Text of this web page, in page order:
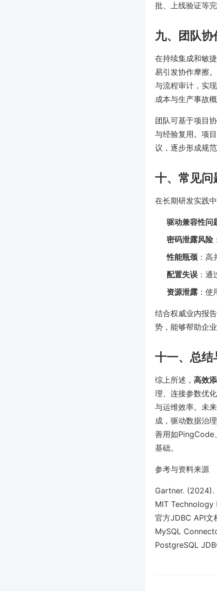
批、上线验证等
九、团队
在持续集成和敏
易引发协作摩擦
与流程审计，实
成本与生产事故
团队可基于项目
与经验复用。项
议，逐步形成规
十、常见问
在长期研发实践
驱动兼容性问
密码泄露风险
性能瓶颈 ：
配置失误 ：
资源泄露 ：
结合权威业内报
势，能够帮助企
十一、总结
综上所述， 高效
理、连接参数优
与运维效率。未
成，驱动数据治
善用如PingCode
基础。
参考与资料来源
Gartner. (2024).
MIT
官方JDBC API文
MySQL
PostgreSQL